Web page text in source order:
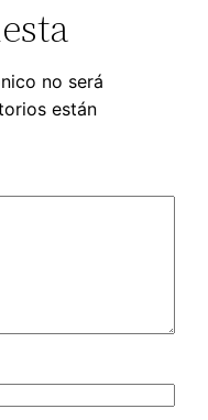
no será
están